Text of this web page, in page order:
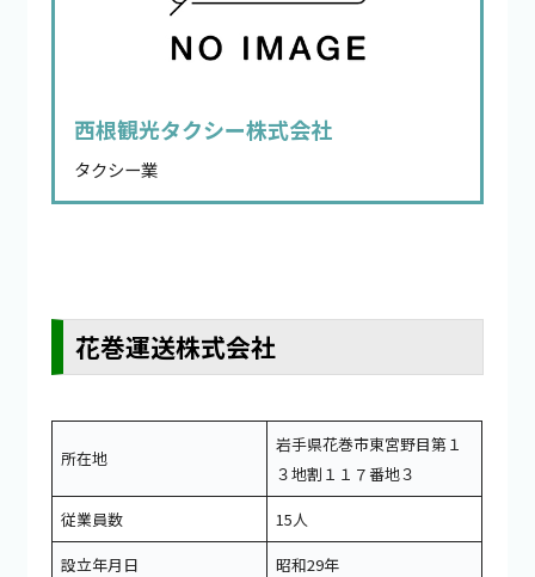
西根観光タクシー株式会社
タクシー業
花巻運送株式会社
所在地
岩手県花巻市東宮野目第１
３地割１１７番地３
従業員数
15人
設立年月日
昭和29年